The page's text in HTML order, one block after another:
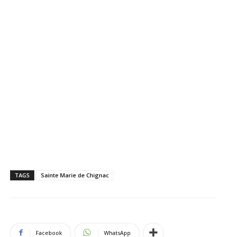
TAGS Sainte Marie de Chignac
Facebook WhatsApp